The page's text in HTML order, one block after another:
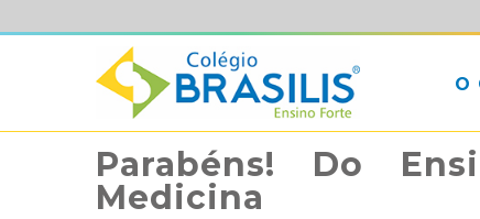
O
Parabéns! Do
Medicina